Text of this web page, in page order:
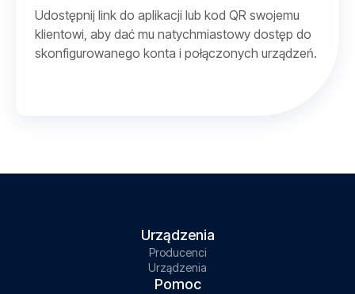
Udostępnij link do aplikacji lub kod QR swojemu
klientowi, aby dać mu natychmiastowy dostęp do
skonfigurowanego konta i połączonych urządzeń.
Urządzenia
Producenci
Urządzenia
Pomoc